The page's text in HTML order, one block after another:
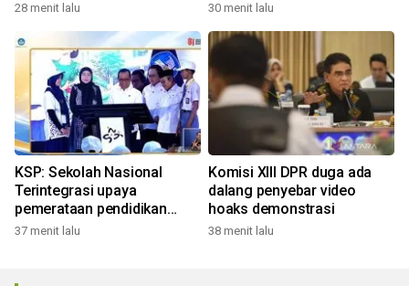
28 menit lalu 30 menit lalu
KSP: Sekolah Nasional
Terintegrasi upaya
pemerataan pendidikan
bermutu
37 menit lalu
Komisi XIII DPR duga ada
dalang penyebar video
hoaks demonstrasi
38 menit lalu